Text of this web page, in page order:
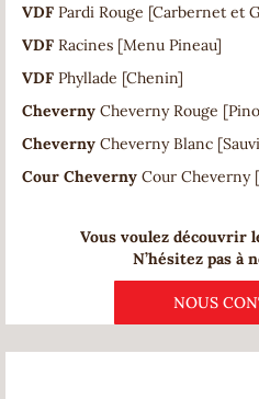
VDF Pardi Rouge [Carbernet et
VDF Racines [Menu Pineau]
VDF Phyllade [Chenin]
Cheverny Cheverny Rouge
Cheverny Cheverny Blanc
Cour Cheverny Cour Cheverny
Vous voulez découvrir
N’hésitez pas à
NOUS